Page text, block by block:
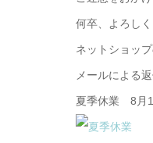
何卒、よろし
ネットショッ
メールによる
夏季休業 8月